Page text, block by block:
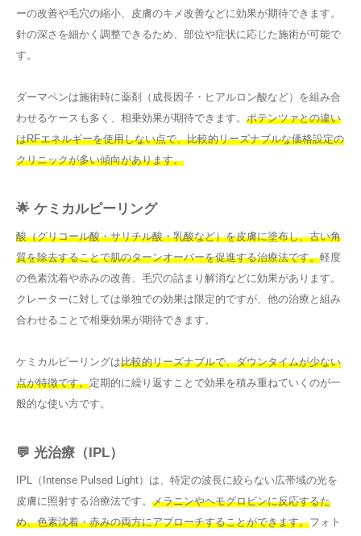
ーの改善や毛穴の縮小、皮膚のキメ改善などに効果が期待できます。
針の深さを細かく調整できるため、部位や症状に応じた施術が可能で
す。
ダーマペンは施術時に薬剤（成長因子・ヒアルロン酸など）を組み合
わせるケースも多く、相乗効果が期待できます。 ポテンツァとの違い
はRFエネルギーを使用しない点で、比較的リーズナブルな価格設定の
クリニックが多い傾向があります。
🌟 ケミカルピーリング
酸（グリコール酸・サリチル酸・乳酸など）を皮膚に塗布し、古い角
質を除去することで肌のターンオーバーを促進する治療法です。軽度
の色素沈着や赤みの改善、毛穴の詰まり解消などに効果があります。
クレーターに対しては単独での効果は限定的ですが、他の治療と組み
合わせることで相乗効果が期待できます。
ケミカルピーリングは比較的リーズナブルで、ダウンタイムが少ない
点が特徴です。定期的に繰り返すことで効果を積み重ねていくのが一
般的な使い方です。
💬 光治療（IPL）
IPL（Intense Pulsed Light）は、特定の波長に絞らない広帯域の光を
皮膚に照射する治療法です。 メラニンやヘモグロビンに反応するた
め、色素沈着・赤みの両方にアプローチすることができます。フォト